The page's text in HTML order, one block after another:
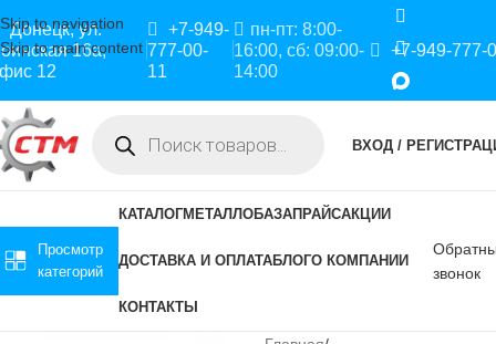
Skip to navigation
Skip to main content
Донецк, ул.
16а,
12
+7-949-
777-00-
11
пн-пт: 8:00-
16:00, сб: 09:00-
14:00
+7-949-777-
ВХОД /
Просмотр
категорий
КАТАЛОГМЕТАЛЛОБАЗАПРАЙСАКЦИИ
ДОСТАВКА И ОПЛАТАБЛОГО КОМПАНИИ
КОНТАКТЫ
звонок